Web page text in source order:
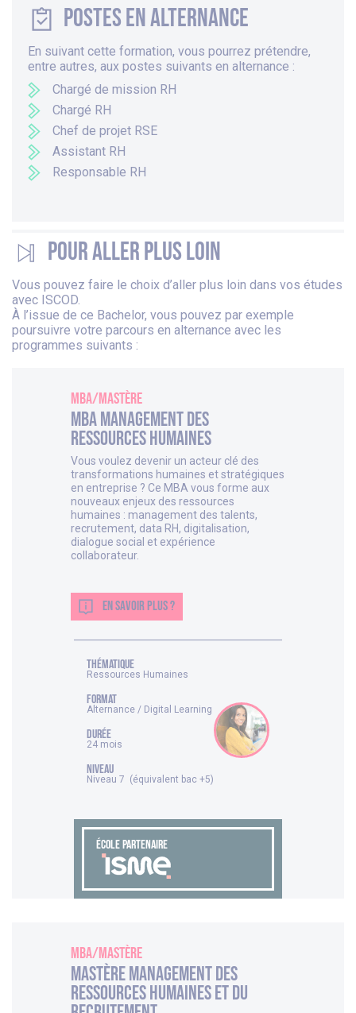
Postes en alternance
En suivant cette formation, vous pourrez prétendre,
entre autres, aux postes suivants en alternance :
Chargé de mission RH
Chargé RH
Chef de projet RSE
Assistant RH
Responsable RH
Pour aller plus loin
Vous pouvez faire le choix d’aller plus loin dans vos études
avec ISCOD.
À l’issue de ce Bachelor, vous pouvez par exemple
poursuivre votre parcours en alternance avec les
programmes suivants :
MBA/Mastère
MBA Management des
Ressources Humaines
Vous voulez devenir un acteur clé des
transformations humaines et stratégiques
en entreprise ? Ce MBA vous forme aux
nouveaux enjeux des ressources
humaines : management des talents,
recrutement, data RH, digitalisation,
dialogue social et expérience
collaborateur.
EN SAVOIR PLUS ?
thématique
Ressources Humaines
FORMAT
Alternance / Digital Learning
DURÉE
24 mois
NIVEAU
Niveau 7 (équivalent bac +5)
ÉCOLE PARTENAIRE
MBA/Mastère
Mastère Management des
Ressources Humaines et du